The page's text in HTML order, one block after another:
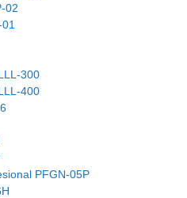
02
300
400
PFGN-05P